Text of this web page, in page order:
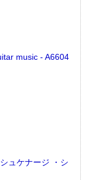
music - A6604
ュケナージ ・シ